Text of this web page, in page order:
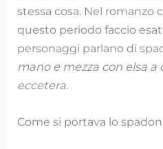
stessa cosa. Nel romanzo
questo periodo faccio
personaggi parlano di
mano e mezza con elsa a
eccetera.
Come si portava lo